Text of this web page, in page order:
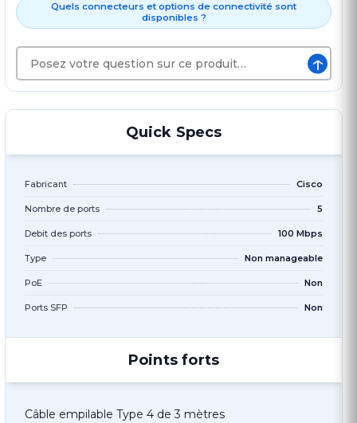
Quels connecteurs et options de connectivité sont
disponibles ?
↑
Quick Specs
Fabricant Cisco
Nombre de ports 5
Debit des ports 100 Mbps
Type Non manageable
PoE Non
Ports SFP Non
Points forts
Câble empilable Type 4 de 3 mètres